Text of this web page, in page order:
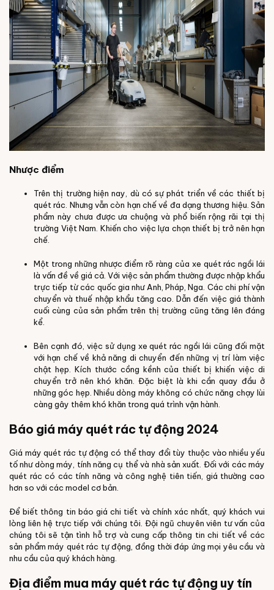
Nhược điểm
Trên thị trường hiện nay, dù có sự phát triển về các thiết bị
quét rác. Nhưng vẫn còn hạn chế về đa dạng thương hiệu. Sản
phẩm này chưa được ưa chuộng và phổ biến rộng rãi tại thị
trường Việt Nam. Khiến cho việc lựa chọn thiết bị trở nên hạn
chế.
Một trong những nhược điểm rõ ràng của xe quét rác ngồi lái
là vấn đề về giá cả. Với việc sản phẩm thường được nhập khẩu
trực tiếp từ các quốc gia như Anh, Pháp, Nga. Các chi phí vận
chuyển và thuế nhập khẩu tăng cao. Dẫn đến việc giá thành
cuối cùng của sản phẩm trên thị trường cũng tăng lên đáng
kể.
Bên cạnh đó, việc sử dụng xe quét rác ngồi lái cũng đối mặt
với hạn chế về khả năng di chuyển đến những vị trí làm việc
chật hẹp. Kích thước cồng kềnh của thiết bị khiến việc di
chuyển trở nên khó khăn. Đặc biệt là khi cần quay đầu ở
những góc hẹp. Nhiều dòng máy không có chức năng chạy lùi
càng gây thêm khó khăn trong quá trình vận hành.
Báo giá máy quét rác tự động 2024
Giá máy quét rác tự động có thể thay đổi tùy thuộc vào nhiều yếu
tố như dòng máy, tính năng cụ thể và nhà sản xuất. Đối với các máy
quét rác có các tính năng và công nghệ tiên tiến, giá thường cao
hơn so với các model cơ bản.
Để biết thông tin báo giá chi tiết và chính xác nhất, quý khách vui
lòng liên hệ trực tiếp với chúng tôi. Đội ngũ chuyên viên tư vấn của
chúng tôi sẽ tận tình hỗ trợ và cung cấp thông tin chi tiết về các
sản phẩm máy quét rác tự động, đồng thời đáp ứng mọi yêu cầu và
nhu cầu của quý khách hàng.
Địa điểm mua máy quét rác tự động uy tín